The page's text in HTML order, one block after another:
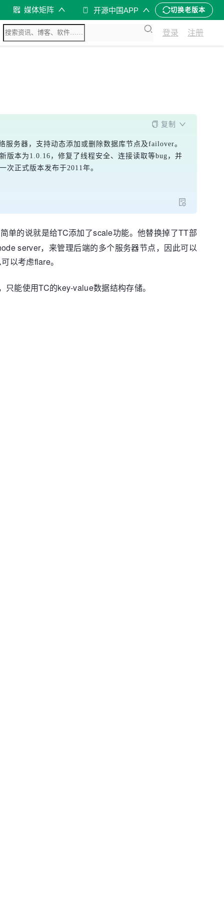
媒体矩阵 开源中国APP 切换老版本
登录 注册
复制
务器，支持动态添加或删除数据库节点及failover。
版本为1.0.16，修复了线程安全、连接读取等bug，并
次正式版本发布于2011年。
单的说就是给TC添加了scale功能。他替换掉了TT部
server，来管理后端的多个服务器节点，因此可以
以考虑flare。
能使用TC的key-value数据结构存储。